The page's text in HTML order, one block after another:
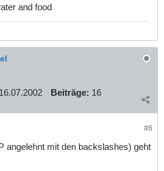
and food
16.07.2002 Beiträge: 16
#6
angelehnt mit den backslashes) geht